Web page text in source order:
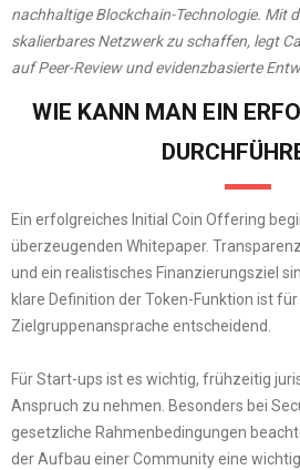
nachhaltige Blockchain-Technologie. Mit
skalierbares Netzwerk zu schaffen, legt
auf Peer-Review und evidenzbasierte
WIE KANN MAN EIN
Ein erfolgreiches Initial Coin Offering
überzeugenden Whitepaper.
und ein realistisches Finanzierungsziel
klare Definition der Token-Funktion ist
Zielgruppenansprache entscheidend.
Für Start-ups ist es wichtig, frühzeitig
Anspruch zu nehmen. Besonders bei
gesetzliche Rahmenbedingungen
der Aufbau einer Community eine